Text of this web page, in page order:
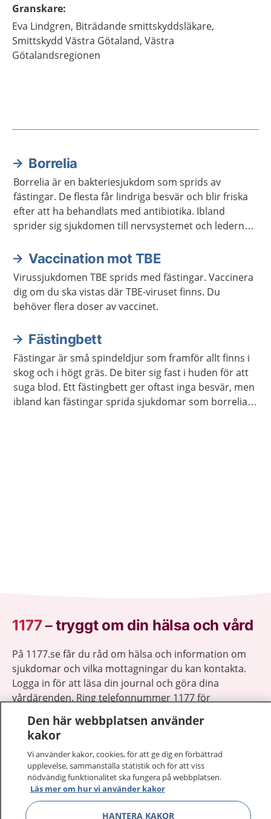
Granskare:
Eva Lindgren, Biträdande smittskyddsläkare,
Smittskydd Västra Götaland, Västra
Götalandsregionen
Aktuella artiklar
Borrelia
Borrelia är en bakteriesjukdom som sprids av
fästingar. De flesta får lindriga besvär och blir friska
efter att ha behandlats med antibiotika. Ibland
sprider sig sjukdomen till nervsystemet och lederna,
Vaccination mot TBE
Virussjukdomen TBE sprids med fästingar. Vaccinera
dig om du ska vistas där TBE-viruset finns. Du
behöver flera doser av vaccinet.
Fästingbett
Fästingar är små spindeldjur som framför allt finns i
skog och i högt gräs. De biter sig fast i huden för att
suga blod. Ett fästingbett ger oftast inga besvär, men
ibland kan fästingar sprida sjukdomar som borrelia
1177–tryggt om din hälsa och vård
På 1177.se får du råd om hälsa och information om
sjukdomar och vilka mottagningar du kan kontakta.
Logga in för att läsa din journal och göra dina
vårdärenden. Ring telefonnummer 1177 för
1177 ger dig råd när du vill må bättre.
1177 på flera språk Visa
Den här webbplatsen använder
kakor
Vi använder kakor, cookies, för att ge dig en förbättrad
upplevelse, sammanställa statistik och för att viss
nödvändig funktionalitet ska fungera på webbplatsen.
Läs mer om hur vi använder kakor
HANTERA KAKOR